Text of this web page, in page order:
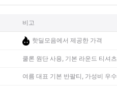
비고
핫딜모음에서 제공한 가격
쿨론 원단 사용, 기본 라운드 티셔츠
여름 대표 기본 반팔티, 가성비 우수